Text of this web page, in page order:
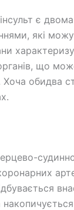
інсульт є
які
що
Хоча обидва